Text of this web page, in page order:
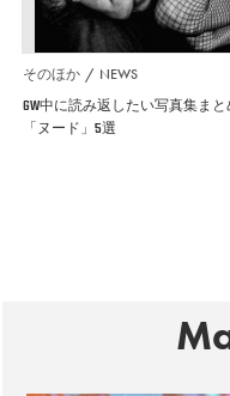
そのほか NEWS
GW中に読み返したい写真集まと
「ヌード」5選